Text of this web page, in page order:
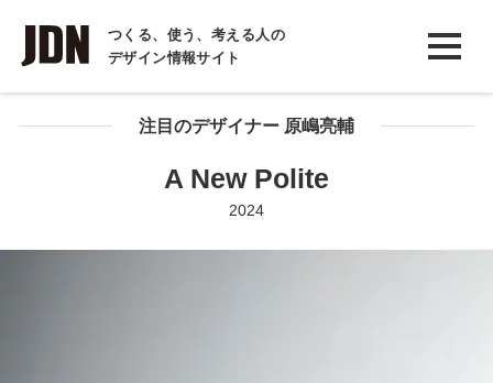
つくる、使う、考える人の
デザイン情報サイト
INTERVIEW
インタビュー
REPORT注目のデザイナー 原嶋亮輔
A New Polite
2024